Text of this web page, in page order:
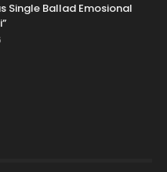
Single Ballad Emosional